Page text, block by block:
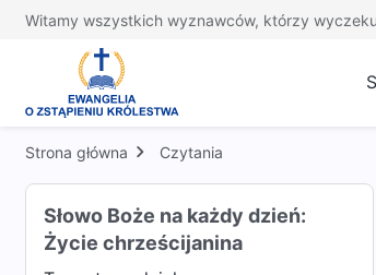
Witamy wszystkich wyznawców, którzy
Strona główna Czytania
Słowo Boże na każdy dzień:
Życie chrześcijanina